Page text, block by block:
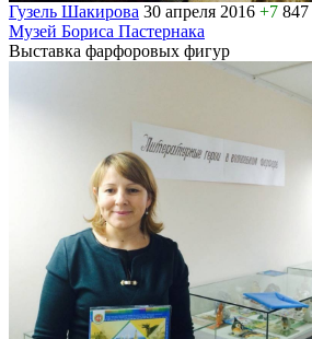
Гузель Шакирова 30 апреля 2016 +7 847
Музей Бориса Пастернака
Выставка фарфоровых фигур